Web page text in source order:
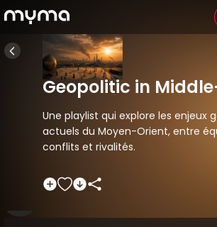
Geopolitic in
Une playlist qui explore les enjeux
actuels du Moyen-Orient, entre
conflits et rivalités.